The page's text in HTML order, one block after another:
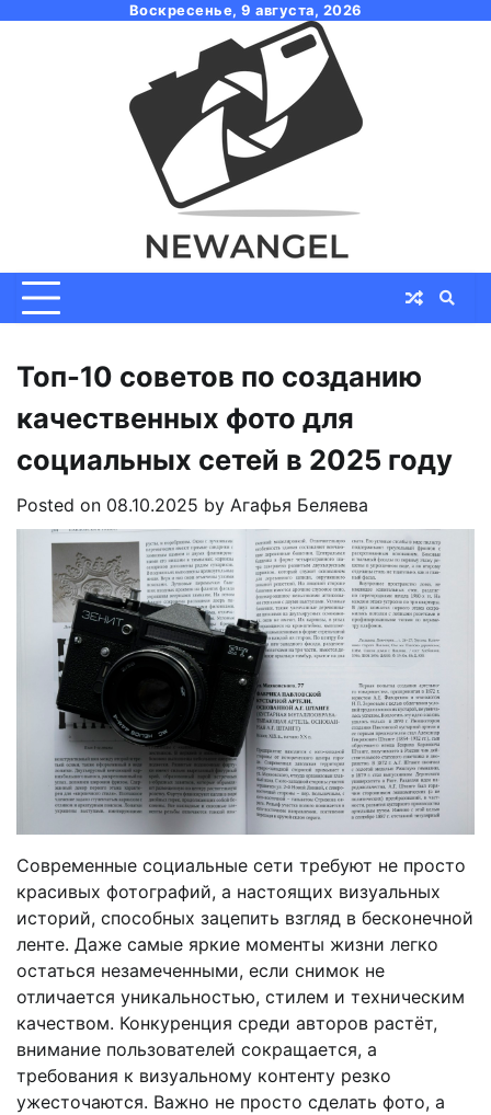
Воскресенье, 9 августа, 2026
Топ-10 советов по созданию
качественных фото для
социальных сетей в 2025 году
Posted on 08.10.2025 by Агафья Беляева
Современные социальные сети требуют не просто
красивых фотографий, а настоящих визуальных
историй, способных зацепить взгляд в бесконечной
ленте. Даже самые яркие моменты жизни легко
остаться незамеченными, если снимок не
отличается уникальностью, стилем и техническим
качеством. Конкуренция среди авторов растёт,
внимание пользователей сокращается, а
требования к визуальному контенту резко
ужесточаются. Важно не просто сделать фото, а